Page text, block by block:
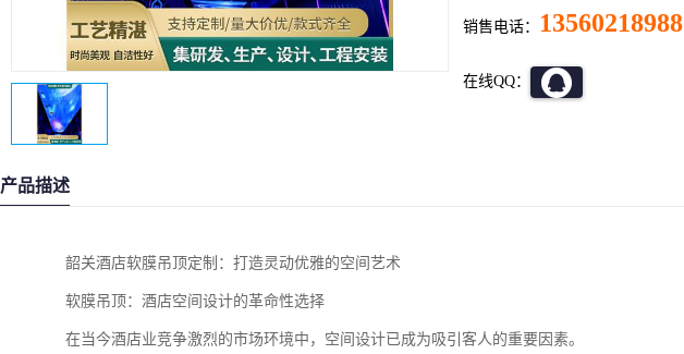
销售电话： 13560218988
在线QQ：
产品描述
韶关酒店软膜吊顶定制：打造灵动优雅的空间艺术
软膜吊顶：酒店空间设计的革命性选择
在当今酒店业竞争激烈的市场环境中，空间设计已成为吸引客人的重要因素。